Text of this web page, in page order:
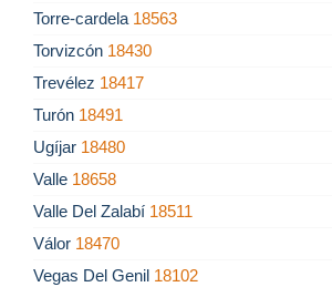
Torre-cardela 18563
Torvizcón 18430
Trevélez 18417
Turón 18491
Ugíjar 18480
Valle 18658
Valle Del Zalabí 18511
Válor 18470
Vegas Del Genil 18102